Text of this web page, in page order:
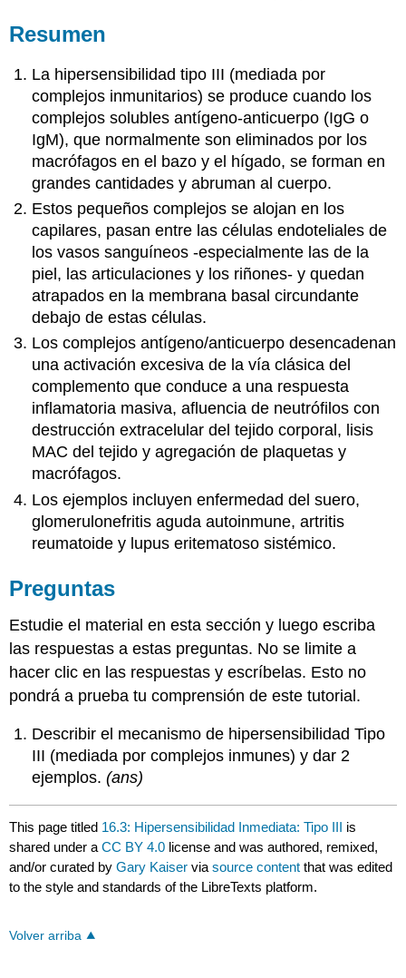
Resumen
La hipersensibilidad tipo III (mediada por
complejos inmunitarios) se produce cuando los
complejos solubles antígeno-anticuerpo (IgG o
IgM), que normalmente son eliminados por los
macrófagos en el bazo y el hígado, se forman en
grandes cantidades y abruman al cuerpo.
Estos pequeños complejos se alojan en los
capilares, pasan entre las células endoteliales de
los vasos sanguíneos -especialmente las de la
piel, las articulaciones y los riñones- y quedan
atrapados en la membrana basal circundante
debajo de estas células.
Los complejos antígeno/anticuerpo desencadenan
una activación excesiva de la vía clásica del
complemento que conduce a una respuesta
inflamatoria masiva, afluencia de neutrófilos con
destrucción extracelular del tejido corporal, lisis
MAC del tejido y agregación de plaquetas y
macrófagos.
Los ejemplos incluyen enfermedad del suero,
glomerulonefritis aguda autoinmune, artritis
reumatoide y lupus eritematoso sistémico.
Preguntas
Estudie el material en esta sección y luego escriba
las respuestas a estas preguntas. No se limite a
hacer clic en las respuestas y escríbelas. Esto no
pondrá a prueba tu comprensión de este tutorial.
Describir el mecanismo de hipersensibilidad Tipo
III (mediada por complejos inmunes) y dar 2
ejemplos.(ans)
This page titled 16.3: Hipersensibilidad Inmediata: Tipo III is
shared under aCC BY 4.0 license and was authored, remixed,
and/or curated byGary Kaiser viasource content that was edited
to the style and standards of the LibreTexts platform.
Volver arriba